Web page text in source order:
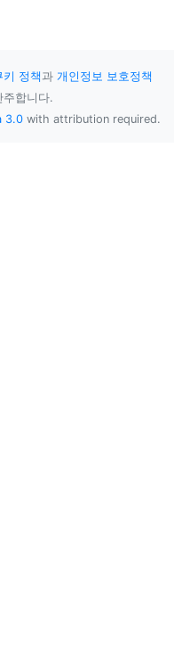
키 정책과 개인정보 보호정책
합니다.
3.0 with attribution required.